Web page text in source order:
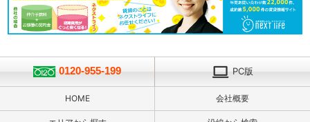
0120-955-199 PC版
HOME 会社概要